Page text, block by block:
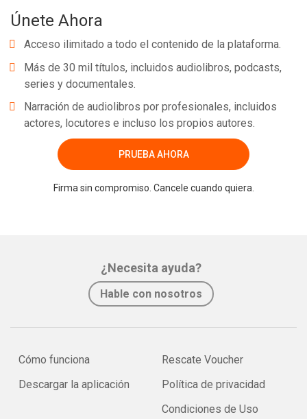
Únete Ahora
Acceso ilimitado a todo el contenido de la plataforma.
Más de 30 mil títulos, incluidos audiolibros, podcasts,
series y documentales.
Narración de audiolibros por profesionales, incluidos
actores, locutores e incluso los propios autores.
PRUEBA AHORA
Firma sin compromiso. Cancele cuando quiera.
¿Necesita ayuda?
Hable con nosotros
Cómo funciona
Descargar la aplicación
Rescate Voucher
Política de privacidad
Condiciones de Uso